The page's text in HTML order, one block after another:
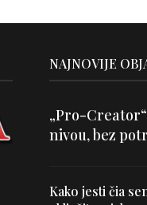
NAJNOVIJE
„Pro-
nivou, bez
Kako jesti čia